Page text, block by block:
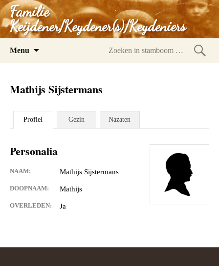
Familie
Keijdener/Keydener(s)/Keydeniers
Menu
Mathijs Sijstermans
Profiel Gezin Nazaten
Personalia
NAAM: Mathijs Sijstermans
DOOPNAAM: Mathijs
OVERLEDEN: Ja